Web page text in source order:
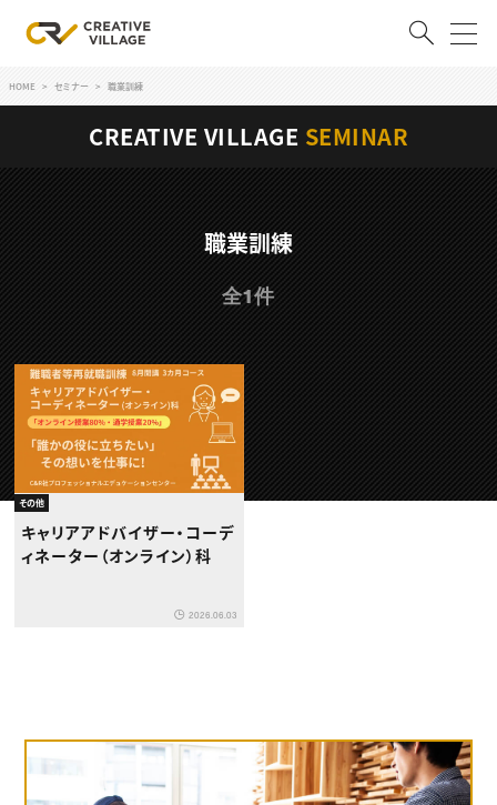
ログイン 会員登録
RECRUIT
クリエイター求人を探す
CREATIVE JOB求人検索
特集求人
採用説明会
転職支援サービス
CONTENTS
スキルアップしたい！
スキルアップしたい！ トップ
デザイン
プログラミング
動画配信・映像制作
編集・ライティング
マーケティング
ディレクション
業界解説・キャリア事情
TOP Creator’s コラム
TOP Creator’s コラム トップ
Webクリエイター
アプリクリエイター
ゲームクリエイター
クリエイターインタビュー
セミナー
ニュース・トレンド トップ
プロフェッショナル×つながる×メディア
HOME セミナー 職業訓練
CREATIVE VILLAGE SEMINAR
職業訓練
全1件
その他
キャリアアドバイザー・コーデ
ィネーター（オンライン）科
2026.06.03